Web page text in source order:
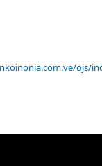
ojs/